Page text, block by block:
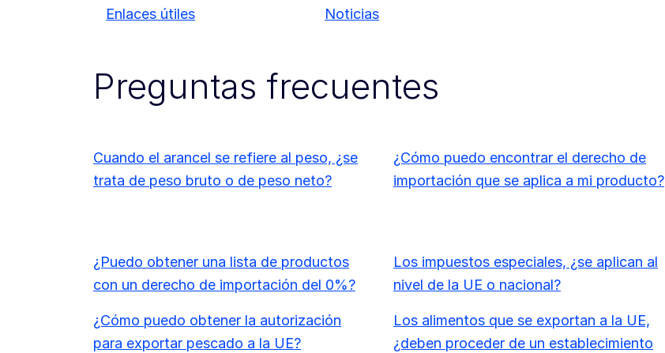
Enlaces útiles Noticias
Preguntas frecuentes
Cuando el arancel se refiere al peso, ¿se
trata de peso bruto o de peso neto?
¿Cómo puedo encontrar el derecho de
importación que se aplica a mi producto?
¿Puedo obtener una lista de productos
con un derecho de importación del 0%?
Los impuestos especiales, ¿se aplican al
nivel de la UE o nacional?
¿Cómo puedo obtener la autorización
para exportar pescado a la UE?
Los alimentos que se exportan a la UE,
¿deben proceder de un establecimiento